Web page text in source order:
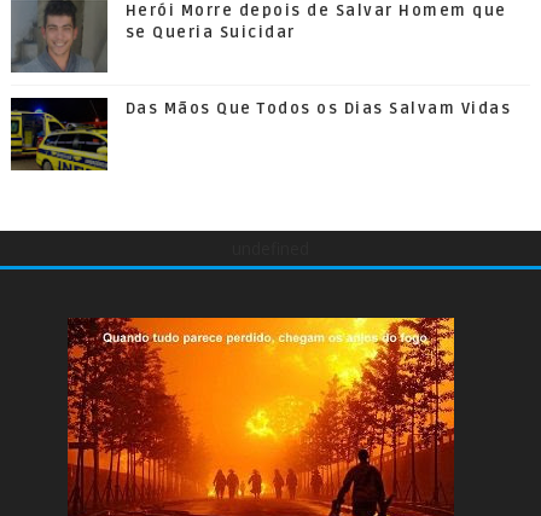
Herói Morre depois de Salvar Homem que
se Queria Suicidar
Das Mãos Que Todos os Dias Salvam Vidas